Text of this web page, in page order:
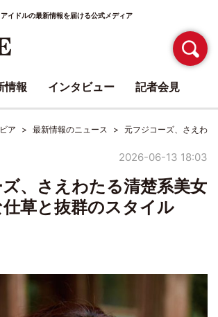
イドルの最新情報を届ける公式メディア
ア 最新情報のニュース 元フジコーズ、さえわ
2026-06-13 18:03
、さえわたる清楚系美女
草と抜群のスタイル
情報 インタビュー 記者会見